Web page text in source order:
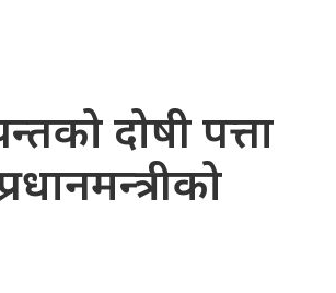
दोषी पत्ता